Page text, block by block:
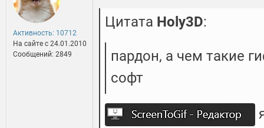
Активность: 10712
На сайте c 24.01.2010
Сообщений: 2849
Цитата Holy3D:
пардон, а чем такие
софт